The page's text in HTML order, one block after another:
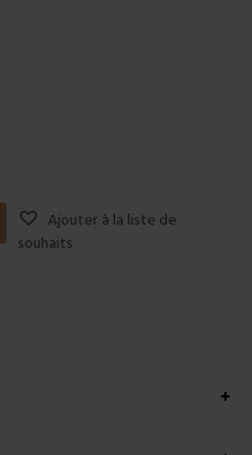
Ajouter à la liste de
souhaits